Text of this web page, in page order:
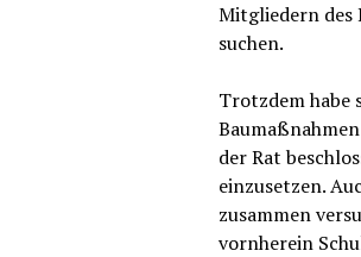
Mitgliedern des
suchen.
Trotzdem habe
der Rat
einzusetzen.
zusammen
vornherein